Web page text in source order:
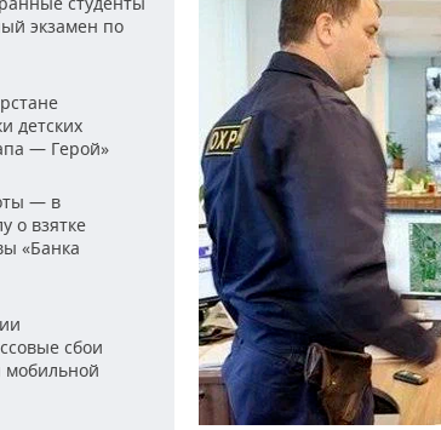
экзамен по
детских
— Герой»
— в
о взятке
«Банка
сбои
мобильной